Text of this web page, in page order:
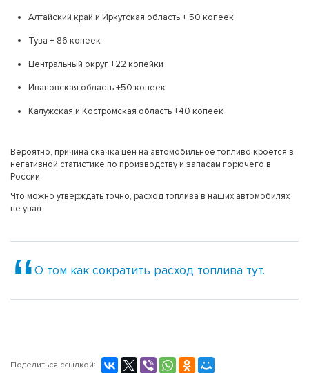
Алтайский край и Иркутская область + 50 копеек
Тува + 86 копеек
Центральный округ +22 копейки
Ивановская область +50 копеек
Калужская и Костромская область +40 копеек
Вероятно, причина скачка цен на автомобильное топливо кроется в
негативной статистике по производству и запасам горючего в
России.
Что можно утверждать точно, расход топлива в наших автомобилях
не упал.
О том как сократить расход топлива тут.
Поделиться ссылкой: